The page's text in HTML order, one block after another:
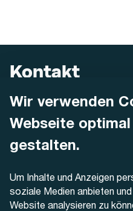
Wir verwenden
Webseite
gestalten.
Um Inhalte und Anzeigen
soziale Medien anbieten
Website analysieren zu
Kontakt
AREMO
Dornacherstrasse 48
4500 Solothurn
+41 32 622 37 22